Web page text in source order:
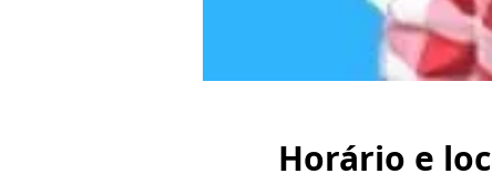
Horário e